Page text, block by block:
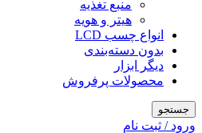
منبع تغذیه
هیتر و هویه
انواع چسب LCD
بدون دسته‌بندی
دیگر ابزار
محصولات پرفروش
جستجو
ورود / ثبت نام